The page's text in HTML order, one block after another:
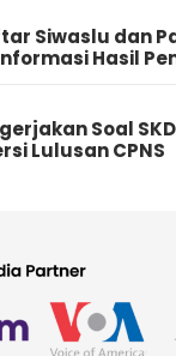
Siwaslu dan
Hasil
Soal
Lulusan CPNS